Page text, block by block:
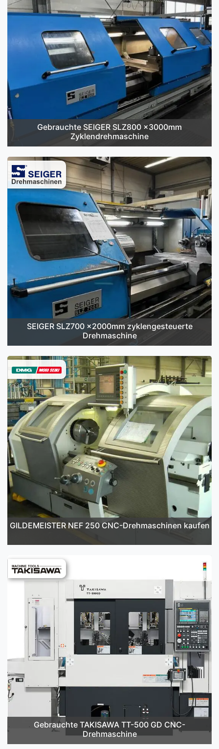
Gebrauchte SEIGER SLZ800 x3000mm
Zyklendrehmaschine
SEIGER SLZ700 x2000mm zyklengesteuerte
Drehmaschine
GILDEMEISTER NEF 250 CNC-Drehmaschinen kaufen
Gebrauchte TAKISAWA TT-500 GD CNC-
Drehmaschine